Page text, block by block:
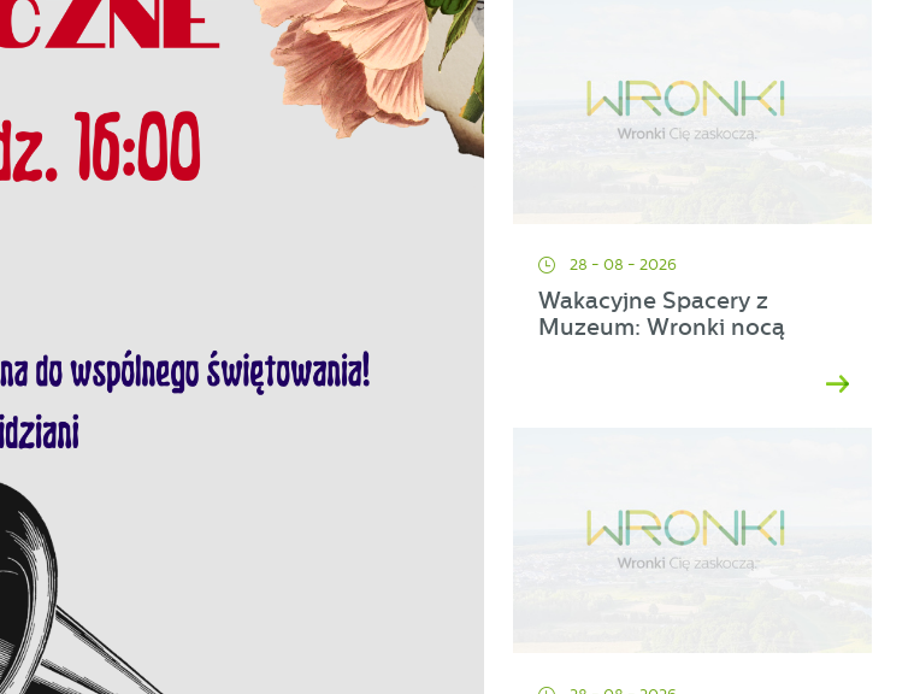
28 - 08 - 2026
Wakacyjne Spacery z
Muzeum: Wronki nocą
Możesz zmienić ustawienia cookies lub zaakceptować
możesz dokonać zmiany swoich ustawień.
do prawidłowego funkcjonowania strony internetowej
korzystanie z oferowanych przez nas usług.
podejmowane przez Ciebie działania w celu m.in.
preferencji prywatności, logowania czy wypełniania
strona, z której korzystasz, może działać bez